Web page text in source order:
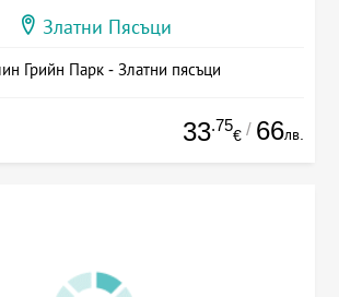
Златни Пясъци
Грийн Парк - Златни пясъци
33.75
€ / 66лв.